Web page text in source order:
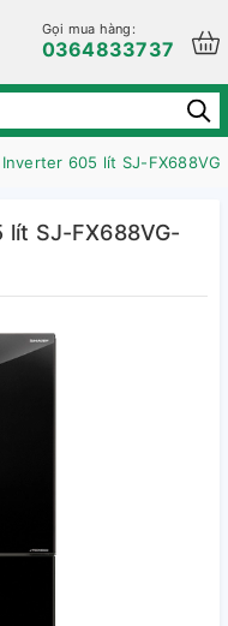
Gọi mua hàng:
0364833737
605 lít SJ-
SJ-FX688VG-